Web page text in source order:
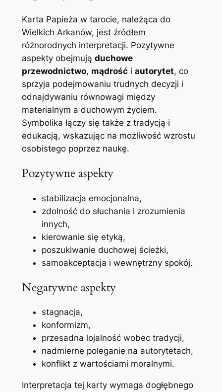
Karta Papieża w tarocie, należąca do
Wielkich Arkanów, jest źródłem
różnorodnych interpretacji. Pozytywne
aspekty obejmują duchowe
przewodnictwo, mądrośći autorytet, co
sprzyja podejmowaniu trudnych decyzji i
odnajdywaniu równowagi między
materialnym a duchowym życiem.
Symbolika łączy się także z tradycją i
edukacją, wskazując na możliwość wzrostu
osobistego poprzez naukę.
Pozytywne aspekty
stabilizacja emocjonalna,
zdolność do słuchania i zrozumienia
innych,
kierowanie się etyką,
poszukiwanie duchowej ścieżki,
samoakceptacja i wewnętrzny spokój.
Negatywne aspekty
stagnacja,
konformizm,
przesadna lojalność wobec tradycji,
nadmierne poleganie na autorytetach,
konflikt z wartościami moralnymi.
Interpretacja tej karty wymaga dogłębnego